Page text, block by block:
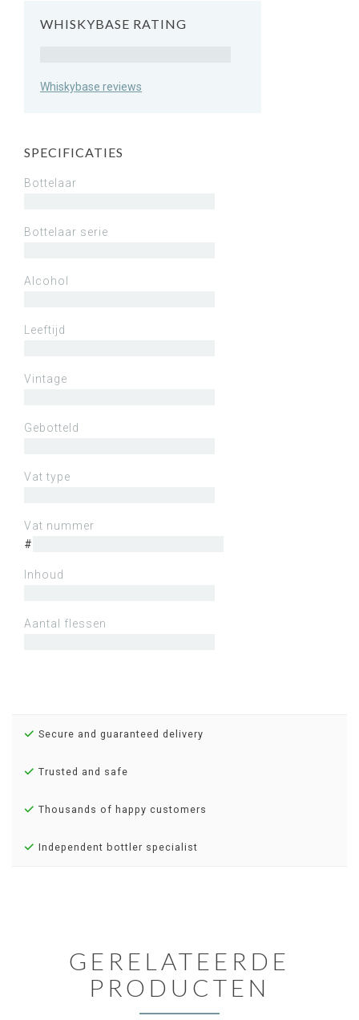
WHISKYBASE RATING
Whiskybase reviews
SPECIFICATIES
Bottelaar
Bottelaar serie
Alcohol
Leeftijd
Vintage
Gebotteld
Vat type
Vat nummer
#
Inhoud
Aantal flessen
Secure and guaranteed delivery
Trusted and safe
Thousands of happy customers
Independent bottler specialist
GERELATEERDE
PRODUCTEN